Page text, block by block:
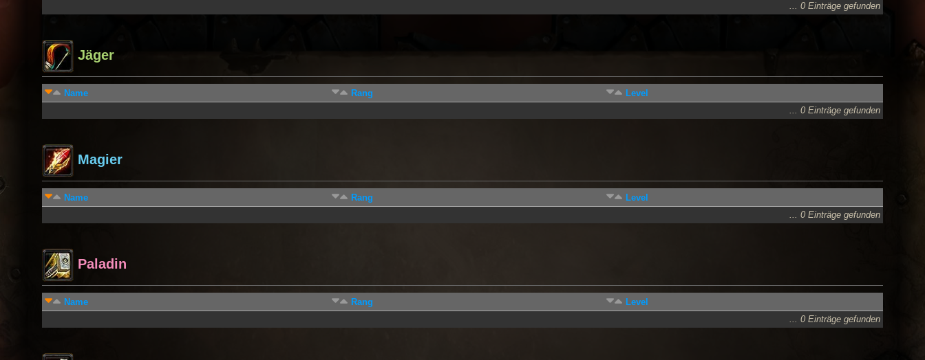
... 0 Einträge gefunden
Jäger
Name Rang
Level
... 0 Einträge gefunden
Magier
Name Rang
Level
... 0 Einträge gefunden
Paladin
Name Rang
Level
... 0 Einträge gefunden